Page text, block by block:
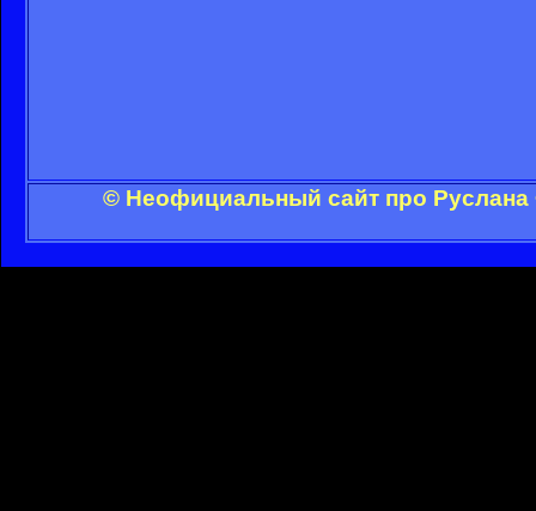
© Неофициальный сайт про